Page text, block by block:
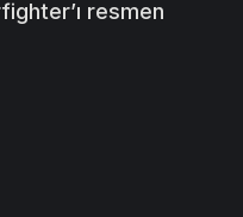
resmen